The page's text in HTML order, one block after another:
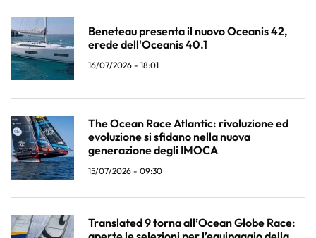
Beneteau presenta il nuovo Oceanis 42,
erede dell'Oceanis 40.1
16/07/2026 - 18:01
The Ocean Race Atlantic: rivoluzione ed
evoluzione si sfidano nella nuova
generazione degli IMOCA
15/07/2026 - 09:30
Translated 9 torna all’Ocean Globe Race: